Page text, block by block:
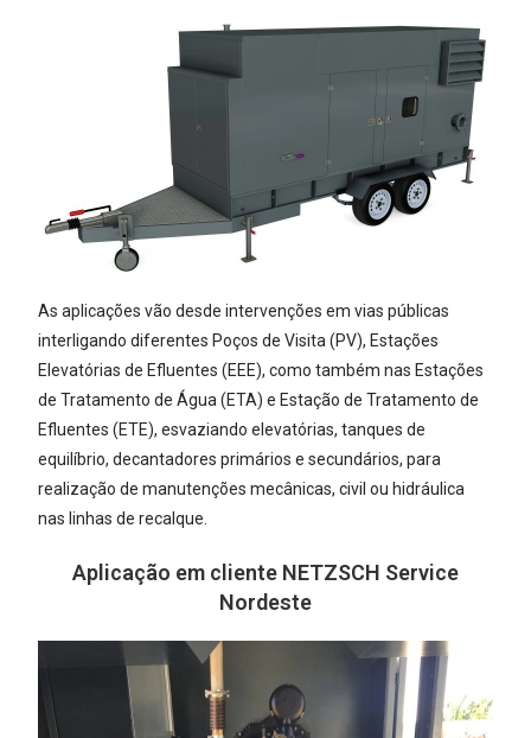
As aplicações vão desde interven­ções em vias públicas
interligando diferentes Poços de Visita (PV), Esta­ções
Elevatórias de Efluentes (EEE), como também nas Estações
de Tra­tamento de Água (ETA) e Estação de Tratamento de
Efluentes (ETE), esvaziando elevatórias, tanques de
equilíbrio, decantadores primários e secundários, para
realização de ma­nutenções mecânicas, civil ou hidráu­lica
nas linhas de recalque.
Aplicação em cliente NETZSCH Service
Nordeste